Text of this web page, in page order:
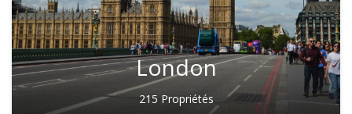
London
215 Propriétés